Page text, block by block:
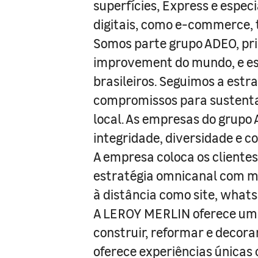
superfícies, Express e
digitais, como e-
Somos parte grupo ADEO,
improvement do mundo, e
brasileiros. Seguimos a
compromissos para
local. As empresas do
integridade, diversidade e
A empresa coloca os
estratégia omnicanal com
à distância como site,
A LEROY MERLIN oferece
construir, reformar e
oferece experiências